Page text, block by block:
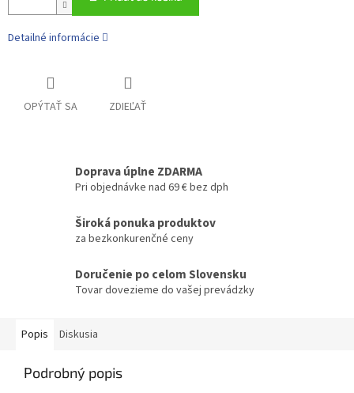
Detailné informácie
OPÝTAŤ SA ZDIEĽAŤ
Doprava úplne ZDARMA
Pri objednávke nad 69 € bez dph
Široká ponuka produktov
za bezkonkurenčné ceny
Doručenie po celom Slovensku
Tovar dovezieme do vašej prevádzky
Popis Diskusia
Podrobný popis